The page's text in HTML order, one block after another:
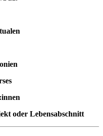
oder Lebensabschnitt